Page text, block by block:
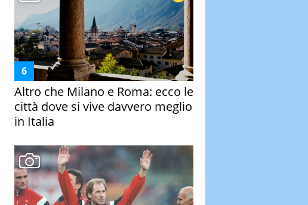
Altro che Milano e Roma: ecco le
città dove si vive davvero meglio
in Italia